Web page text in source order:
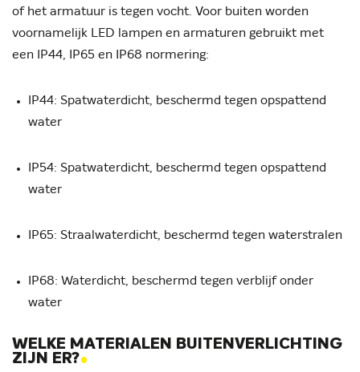
of het armatuur is tegen vocht. Voor buiten worden
voornamelijk LED lampen en armaturen gebruikt met
een IP44, IP65 en IP68 normering:
IP44: Spatwaterdicht, beschermd tegen opspattend
water
IP54: Spatwaterdicht, beschermd tegen opspattend
water
IP65: Straalwaterdicht, beschermd tegen waterstralen
IP68: Waterdicht, beschermd tegen verblijf onder
water
WELKE MATERIALEN BUITENVERLICHTING
ZIJN ER?.